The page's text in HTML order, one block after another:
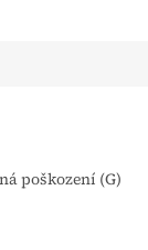
poškození (G)